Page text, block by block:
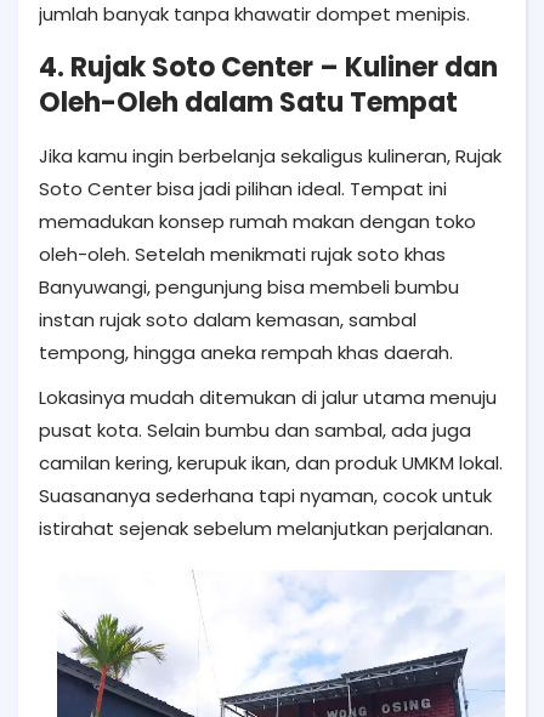
jumlah banyak tanpa khawatir dompet menipis.
4. Rujak Soto Center – Kuliner dan
Oleh-Oleh dalam Satu Tempat
Jika kamu ingin berbelanja sekaligus kulineran, Rujak
Soto Center bisa jadi pilihan ideal. Tempat ini
memadukan konsep rumah makan dengan toko
oleh-oleh. Setelah menikmati rujak soto khas
Banyuwangi, pengunjung bisa membeli bumbu
instan rujak soto dalam kemasan, sambal
tempong, hingga aneka rempah khas daerah.
Lokasinya mudah ditemukan di jalur utama menuju
pusat kota. Selain bumbu dan sambal, ada juga
camilan kering, kerupuk ikan, dan produk UMKM lokal.
Suasananya sederhana tapi nyaman, cocok untuk
istirahat sejenak sebelum melanjutkan perjalanan.